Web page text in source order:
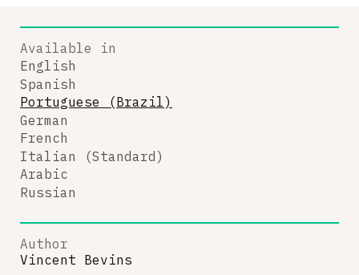
Available in
English
Spanish
Portuguese (Brazil)
German
French
Italian (Standard)
Arabic
Russian
Author
Vincent Bevins